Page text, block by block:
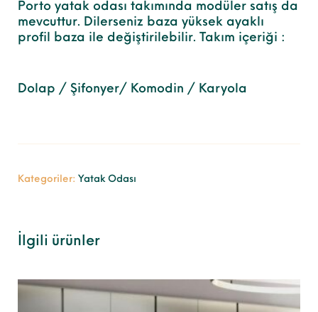
Porto yatak odası takımında modüler satış da
mevcuttur. Dilerseniz baza yüksek ayaklı
profil baza ile değiştirilebilir. Takım içeriği :
Dolap / Şifonyer/ Komodin / Karyola
Kategoriler: Yatak Odası
İlgili ürünler